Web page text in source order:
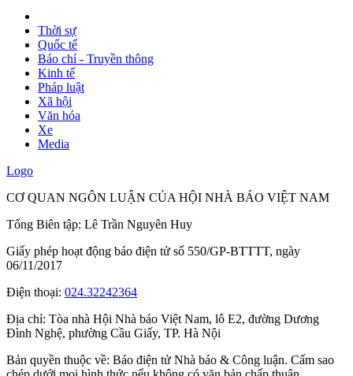
Thời sự
Quốc tế
Báo chí - Truyền thông
Kinh tế
Pháp luật
Xã hội
Văn hóa
Xe
Media
Logo
CƠ QUAN NGÔN LUẬN CỦA HỘI NHÀ BÁO VIỆT NAM
Tổng Biên tập: Lê Trần Nguyên Huy
Giấy phép hoạt động báo điện tử số 550/GP-BTTTT, ngày
06/11/2017
Điện thoại: 024.32242364
Địa chỉ: Tòa nhà Hội Nhà báo Việt Nam, lô E2, đường Dương
Đình Nghệ, phường Cầu Giấy, TP. Hà Nội
Bản quyền thuộc về: Báo điện tử Nhà báo & Công luận. Cấm sao